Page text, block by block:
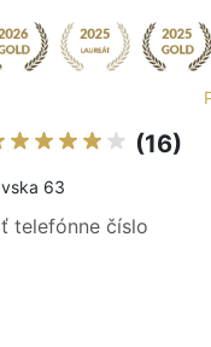
(16)
63
telefónne číslo